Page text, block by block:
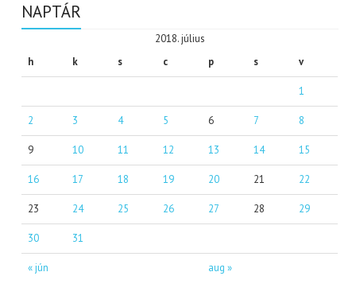
NAPTÁR
2018. július
h
k s c p s v
« jún aug »
1
2 3 4 5 6 7 8
9 10 11 12 13 14 15
16 17 18 19 20 21 22
23 24 25 26 27 28 29
30 31